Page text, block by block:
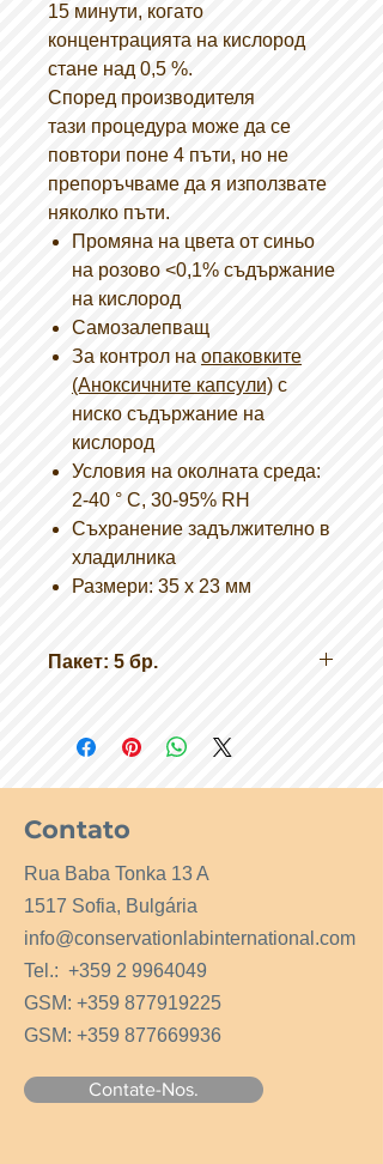
15 минути, когато
концентрацията на кислород
стане над 0,5 %.
Според производителя
тази процедура може да се
повтори поне 4 пъти, но не
препоръчваме да я използвате
няколко пъти.
Промяна на цвета от синьо
на розово <0,1% съдържание
на кислород
Самозалепващ
За контрол на опаковките
(Аноксичните капсули) с
ниско съдържание на
кислород
Условия на околната среда:
2-40 ° C, 30-95% RH
Съхранение задължително в
хладилника
Размери: 35 х 23 мм
Пакет: 5 бр.
Contato
Rua Baba Tonka 13 A
1517 Sofia, Bulgária
info@conservationlabinternational.com
Tel.: +359 2 9964049
GSM: +359 877919225
GSM: +359 877669936
Contate-Nos.